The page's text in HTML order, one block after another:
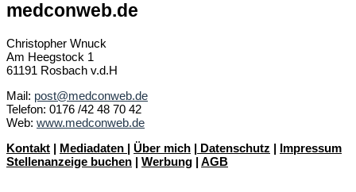
medconweb.de
Christopher Wnuck
Am Heegstock 1
61191 Rosbach v.d.H
Mail: post@medconweb.de
Telefon: 0176 /42 48 70 42
Web: www.medconweb.de
Kontakt | Mediadaten | Über mich | Datenschutz | Impressum
Stellenanzeige buchen | Werbung | AGB